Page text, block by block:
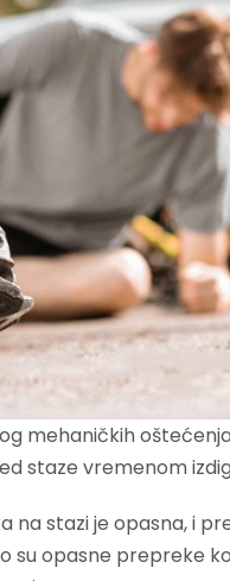
mehaničkih
staze vremenom
na stazi je opasna, i
su opasne prepreke